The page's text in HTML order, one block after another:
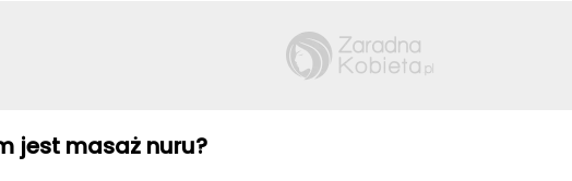
jest masaż nuru?